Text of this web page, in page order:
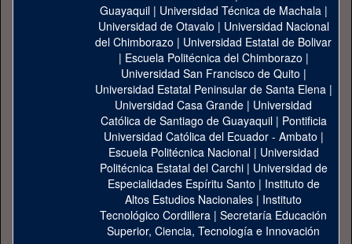
Guayaquil| Universidad Técnica de Machala|
Universidad de Otavalo | Universidad Nacional
del Chimborazo | Universidad Estatal de Bolivar
| Escuela Politécnica del Chimborazo |
Universidad San Francisco de Quito |
Universidad Estatal Peninsular de Santa Elena|
Universidad Casa Grande | Universidad
Católica de Santiago de Guayaquil| Pontificia
Universidad Católica del Ecuador - Ambato |
Escuela Politécnica Nacional| Universidad
Politécnica Estatal del Carchi| Universidad de
Especialidades Espíritu Santo | Instituto de
Altos Estudios Nacionales | Instituto
Tecnológico Cordillera | Secretaría Educación
Superior, Ciencia, Tecnología e Innovación